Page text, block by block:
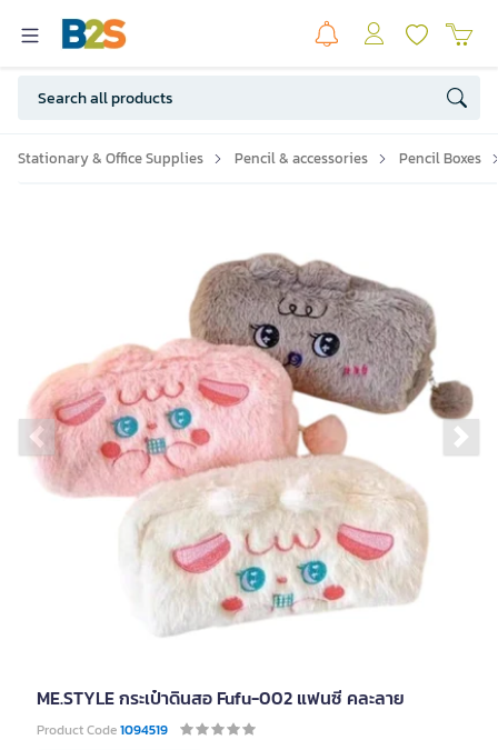
Stationary & Office Supplies Pencil & accessories Pencil Boxes
Previous slide
ME.STYLE กระเป๋าดินสอ Fufu-002 แฟนซี คละลาย
Product Code1094519